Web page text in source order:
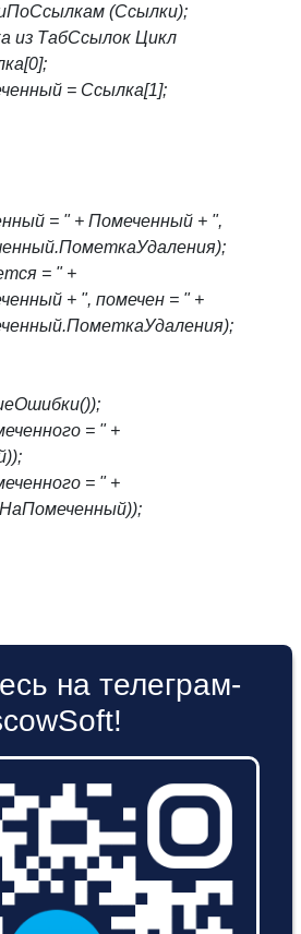
(Ссылки);
из ТабСсылок Цикл
= Ссылка[1];
= " + Помеченный + ",
= " +
+ ", помечен = " +
= " +
= " +
на телеграм-